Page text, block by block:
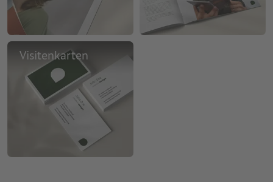
Visitenkarten